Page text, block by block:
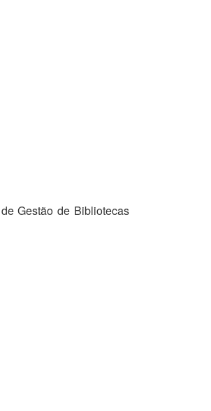
Gestão de Bibliotecas